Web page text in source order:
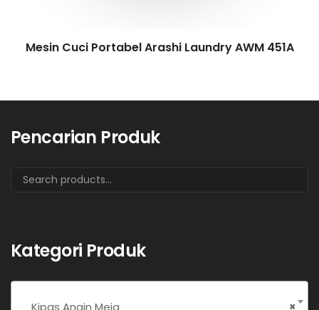
Mesin Cuci Portabel Arashi Laundry AWM 451A
Pencarian Produk
Kategori Produk
×
Kipas Angin Meja